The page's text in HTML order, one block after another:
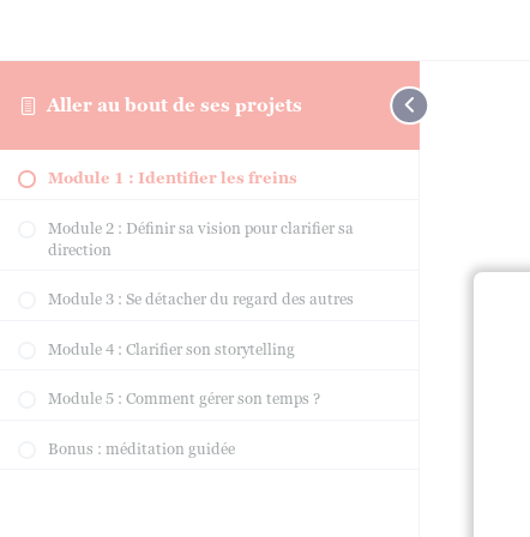
Aller au bout de ses projets
Module 1 : Identifier les freins
Module 2 : Définir sa vision pour clarifier sa
direction
Module 3 : Se détacher du regard des autres
Module 4 : Clarifier son storytelling
Module 5 : Comment gérer son temps ?
Bonus : méditation guidée